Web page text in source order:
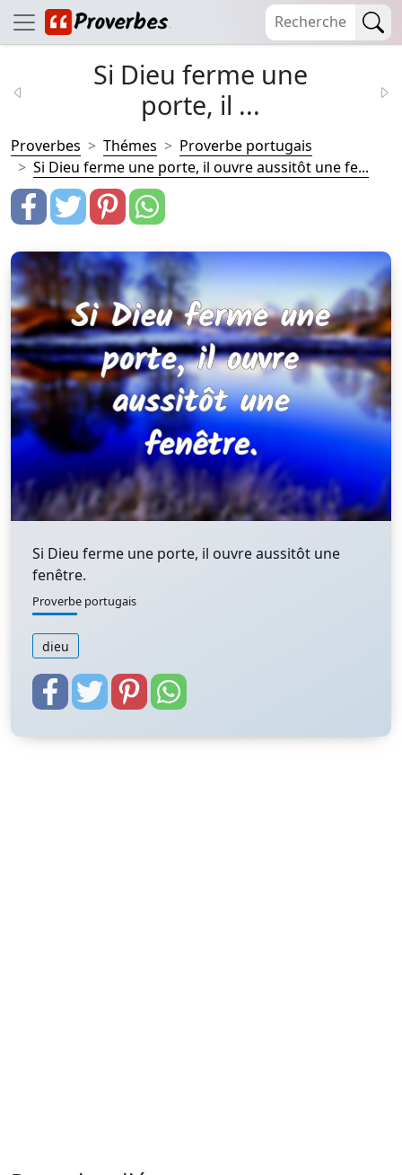
Si Dieu ferme une
porte, il ...
Proverbes Thémes
Proverbe portugais
Si Dieu ferme une porte, il ouvre aussitôt une fe...
Si Dieu ferme une porte, il ouvre aussitôt une
fenêtre.
Proverbe portugais
dieu